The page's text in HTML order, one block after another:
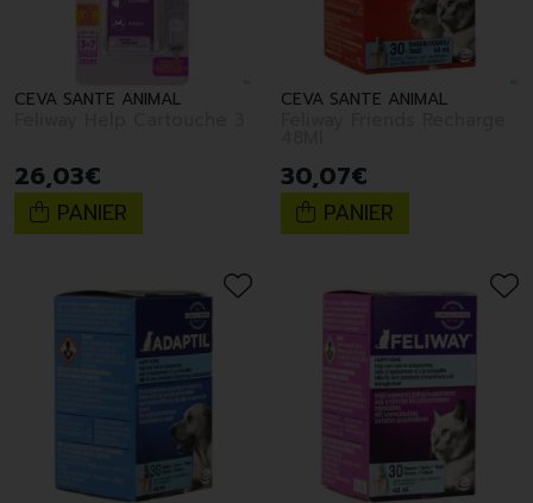
CEVA SANTE ANIMAL
26,03€
PANIER
CEVA SANTE ANIMAL
30,07€
PANIER